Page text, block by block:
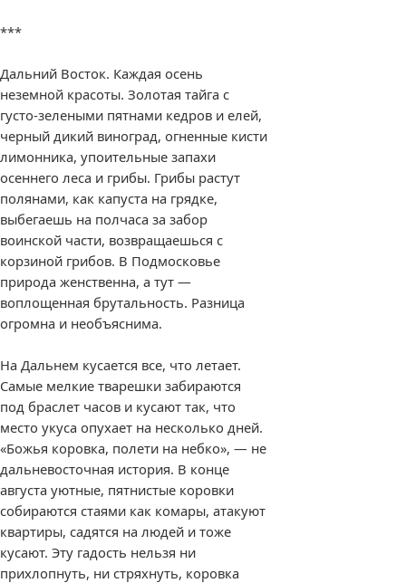
***
Дальний Восток. Каждая осень
неземной красоты. Золотая тайга с
густо-зелеными пятнами кедров и елей,
черный дикий виноград, огненные кисти
лимонника, упоительные запахи
осеннего леса и грибы. Грибы растут
полянами, как капуста на грядке,
выбегаешь на полчаса за забор
воинской части, возвращаешься с
корзиной грибов. В Подмосковье
природа женственна, а тут —
воплощенная брутальность. Разница
огромна и необъяснима.
На Дальнем кусается все, что летает.
Самые мелкие тварешки забираются
под браслет часов и кусают так, что
место укуса опухает на несколько дней.
«Божья коровка, полети на небко», — не
дальневосточная история. В конце
августа уютные, пятнистые коровки
собираются стаями как комары, атакуют
квартиры, садятся на людей и тоже
кусают. Эту гадость нельзя ни
прихлопнуть, ни стряхнуть, коровка